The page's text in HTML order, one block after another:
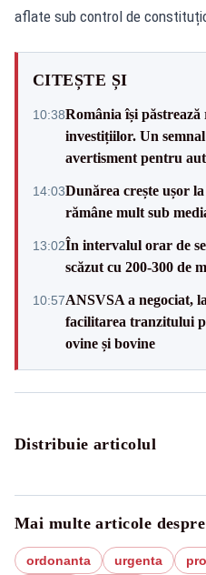
aflate sub control de
CITEȘTE ȘI
10:38România își
investițiilor. Un
avertisment pentru
14:03Dunărea crește ușor
rămâne mult sub
13:02În intervalul orar de
scăzut cu 200-300 de
10:57ANSVSA a negociat,
facilitarea tranzitului
ovine și bovine
Distribuie articolul
Mai multe articole despre
ordonanta urgenta